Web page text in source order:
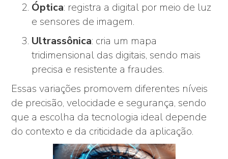
Óptica: registra a digital por meio de luz
e sensores de imagem.
Ultrassônica: cria um mapa
tridimensional das digitais, sendo mais
precisa e resistente a fraudes.
Essas variações promovem diferentes níveis
de precisão, velocidade e segurança, sendo
que a escolha da tecnologia ideal depende
do contexto e da criticidade da aplicação.